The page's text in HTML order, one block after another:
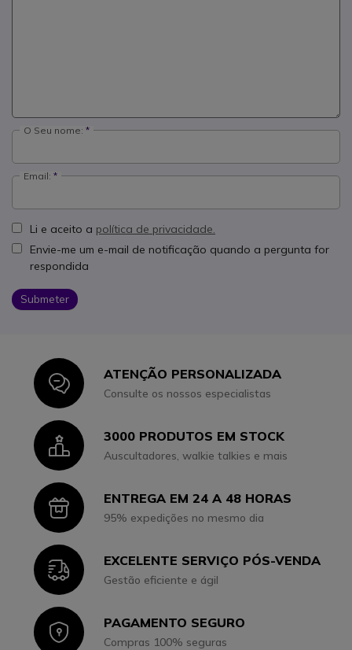
O Seu nome:
Email:
Li e aceito a política de privacidade.
Envie-me um e-mail de notificação quando a pergunta for
respondida
Submeter
IconATENÇÃO PERSONALIZADA
Consulte os nossos especialistas
Icon3000 PRODUTOS EM STOCK
Auscultadores, walkie talkies e mais
IconENTREGA EM 24 A 48 HORAS
95% expedições no mesmo dia
IconEXCELENTE SERVIÇO PÓS-VENDA
Gestão eficiente e ágil
IconPAGAMENTO SEGURO
Compras 100% seguras